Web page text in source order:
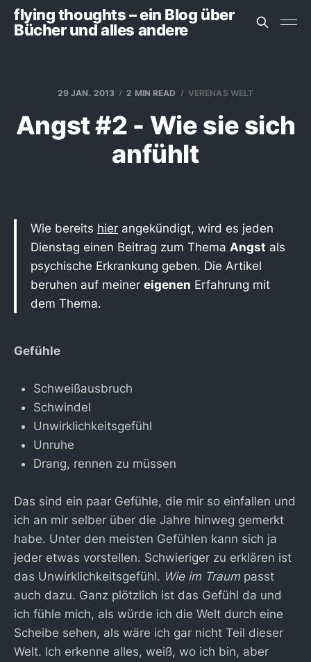
flying thoughts – ein Blog über
Bücher und alles andere
29 JAN. 2013 2 MIN READ VERENAS WELT
Angst #2 - Wie sie sich
anfühlt
Wie bereits hier angekündigt, wird es jeden
Dienstag einen Beitrag zum Thema Angst als
psychische Erkrankung geben. Die Artikel
beruhen auf meiner eigenen Erfahrung mit
dem Thema.
Gefühle
Schweißausbruch
Schwindel
Unwirklichkeitsgefühl
Unruhe
Drang, rennen zu müssen
Das sind ein paar Gefühle, die mir so einfallen und
ich an mir selber über die Jahre hinweg gemerkt
habe. Unter den meisten Gefühlen kann sich ja
jeder etwas vorstellen. Schwieriger zu erklären ist
das Unwirklichkeitsgefühl. Wie im Traumpasst
auch dazu. Ganz plötzlich ist das Gefühl da und
ich fühle mich, als würde ich die Welt durch eine
Scheibe sehen, als wäre ich gar nicht Teil dieser
Welt. Ich erkenne alles, weiß, wo ich bin, aber